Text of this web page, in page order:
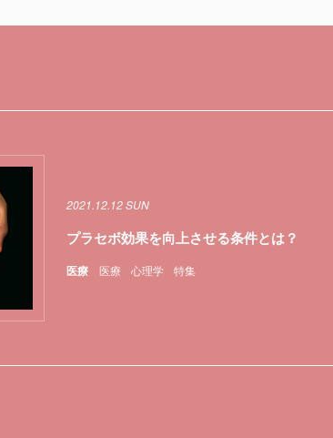
医療 医療 心理学 特集
2021.12.12 SUN
プラセボ効果を向上させる条件とは？